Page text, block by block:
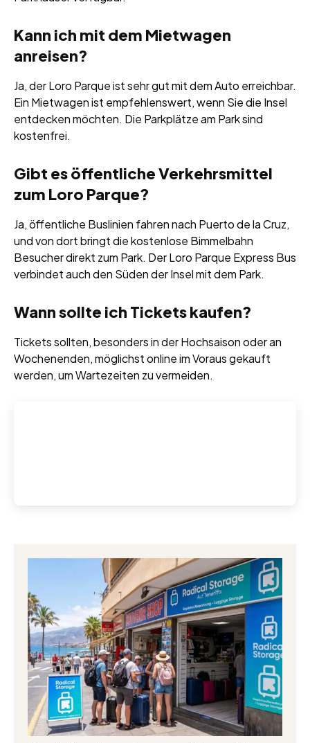
Kann ich mit dem Mietwagen
anreisen?
Ja, der Loro Parque ist sehr gut mit dem Auto erreichbar.
Ein Mietwagen ist empfehlenswert, wenn Sie die Insel
entdecken möchten. Die Parkplätze am Park sind
kostenfrei.
Gibt es öffentliche Verkehrsmittel
zum Loro Parque?
Ja, öffentliche Buslinien fahren nach Puerto de la Cruz,
und von dort bringt die kostenlose Bimmelbahn
Besucher direkt zum Park. Der Loro Parque Express Bus
verbindet auch den Süden der Insel mit dem Park.
Wann sollte ich Tickets kaufen?
Tickets sollten, besonders in der Hochsaison oder an
Wochenenden, möglichst online im Voraus gekauft
werden, um Wartezeiten zu vermeiden.